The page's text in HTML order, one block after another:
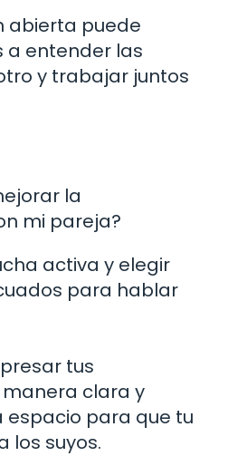
abierta puede
a entender las
y trabajar juntos
la
mi pareja?
activa y elegir
para hablar
tus
clara y
espacio para que tu
los suyos.